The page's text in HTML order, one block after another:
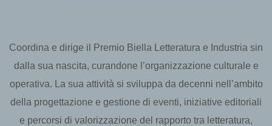
Coordina e dirige il Premio Biella Letteratura e Industria sin
dalla sua nascita, curandone l’organizzazione culturale e
operativa. La sua attività si sviluppa da decenni nell’ambito
della progettazione e gestione di eventi, iniziative editoriali
e percorsi di valorizzazione del rapporto tra letteratura,